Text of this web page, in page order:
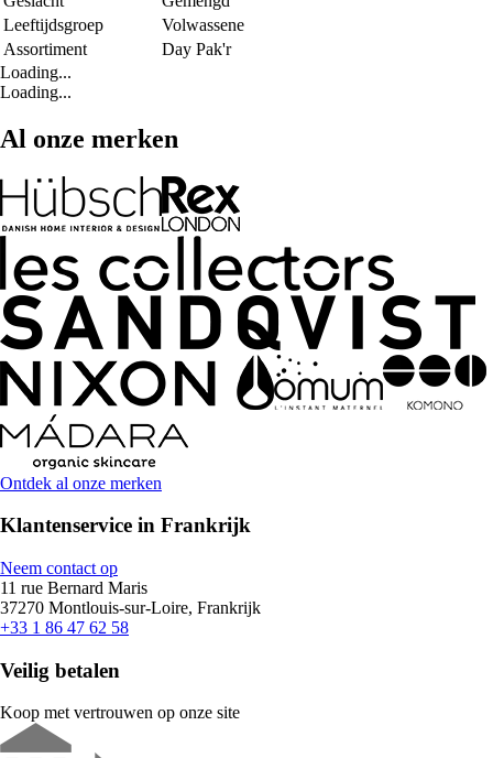
Leeftijdsgroep
Volwassene
Assortiment
Day Pak'r
Loading...
Loading...
Al onze merken
Ontdek al onze merken
Klantenservice in Frankrijk
Neem contact op
11 rue Bernard Maris
37270 Montlouis-sur-Loire, Frankrijk
+33 1 86 47 62 58
Veilig betalen
Koop met vertrouwen op onze site